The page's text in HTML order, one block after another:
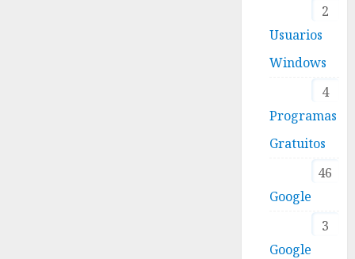
2
Usuarios
Windows
4
Programas
Gratuitos
46
Google
3
Google